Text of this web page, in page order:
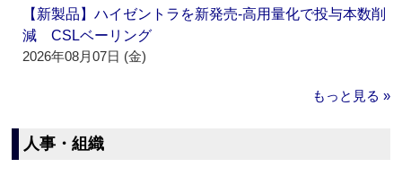
【新製品】ハイゼントラを新発売‐高用量化で投与本数削
減 CSLベーリング
2026年08月07日 (金)
もっと見る »
人事・組織